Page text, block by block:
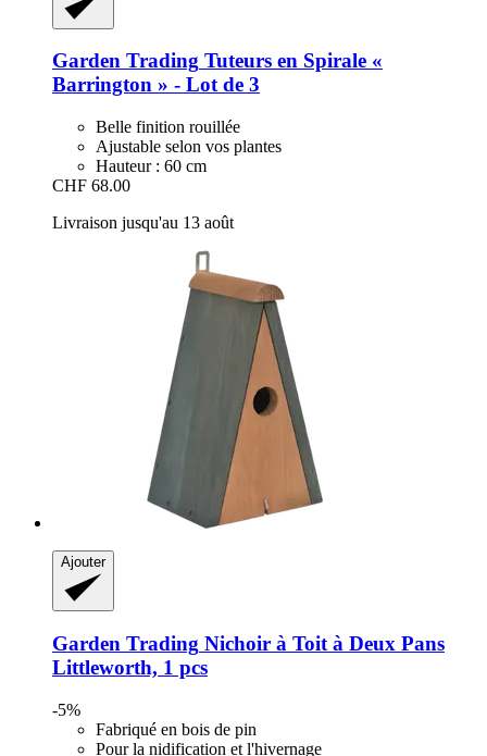
Garden Trading Tuteurs en Spirale «
Barrington » -​ Lot de 3
Belle finition rouillée
Ajustable selon vos plantes
Hauteur : 60 cm
CHF 68.00
Livraison jusqu'au 13 août
Ajouter
Garden Trading Nichoir à Toit à Deux Pans
Littleworth, 1 pcs
-5%
Fabriqué en bois de pin
Pour la nidification et l'hivernage